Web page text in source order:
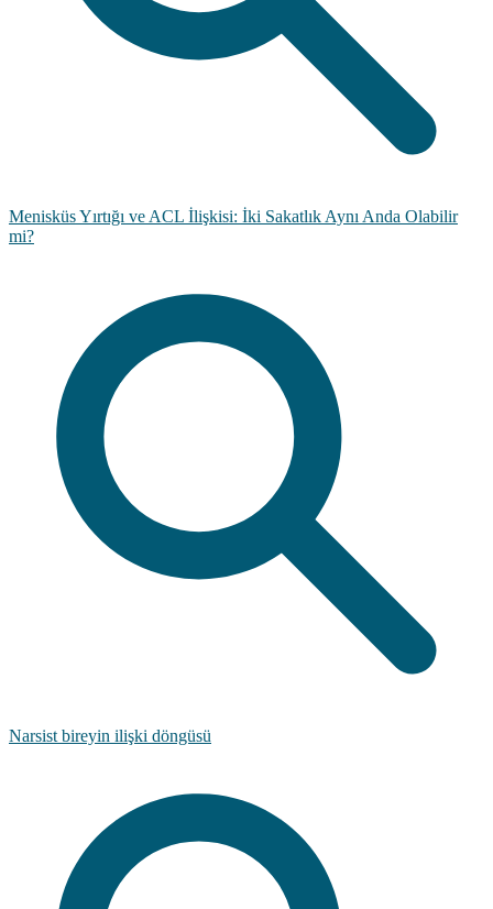
Menisküs Yırtığı ve ACL İlişkisi: İki Sakatlık Aynı Anda Olabilir
mi?
Narsist bireyin ilişki döngüsü